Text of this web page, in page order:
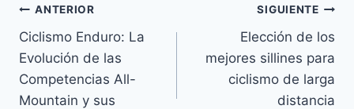
Navegación
de
entradas
ANTERIOR
Ciclismo Enduro: La
Evolución de las
Competencias All-
Mountain y sus
SIGUIENTE
Elección de los
mejores sillines para
ciclismo de larga
distancia